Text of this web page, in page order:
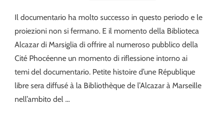
Il documentario ha molto successo in questo periodo e le
proiezioni non si fermano. E il momento della Biblioteca
Alcazar di Marsiglia di offrire al numeroso pubblico della
Cité Phocéenne un momento di riflessione intorno ai
temi del documentario. Petite histoire d’une République
libre sera diffusé à la Bibliothèque de l’Alcazar à Marseille
nell’ambito del …